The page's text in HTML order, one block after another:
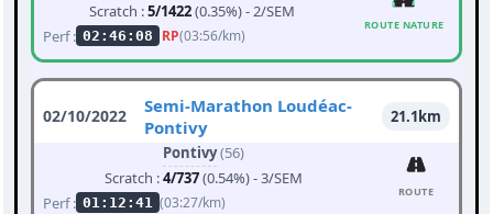
Scratch :5/1422(0.35%) - 2/SEM
Perf : 02:46:08 RP(03:56/km)
ROUTE NATURE
02/10/2022
Semi-Marathon Loudéac-
Pontivy
21.1km
Pontivy(56)
Scratch :4/737(0.54%) - 3/SEM
Perf : 01:12:41 (03:27/km)
ROUTE